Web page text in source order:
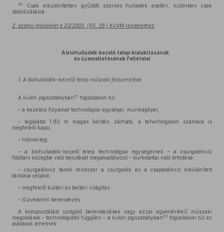
20
Csak elkülönítetten gyűjtött szerves hulladék esetén, különben csak
stabilizálásra.
2. számú melléklet a 23/2003. (XII. 29.) KvVM rendelethez
A biohulladék-kezelő telep kialakításának
és üzemeltetésének feltételei
1. A biohulladék-kezelő telep műszaki felszerelése
A külön jogszabályban 21 foglaltakon túl
– a kezelési folyamat technológiai egységei, munkagépei;
– legalább 1,80 m magas kerítés, zárható, a teherforgalom számára is
megfelelő kapu;
– hídmérleg;
– a biohulladék-kezelő telep technológiai egységeinek – a csurgalékvíz
földtani közegbe való bejutását megakadályozó – burkolattal való lefedése;
– csurgalékvíz tároló rendszer a csurgalék és a csapadékvíz elkülönített
tárolása céljára;
– megfelelő kültéri és beltéri világítás;
– tűzvédelmi berendezés.
A komposztálást szolgáló berendezések vagy azzal egyenértékű műszaki
megoldások – technológiától függően – a külön jogszabályban 22 foglaltakon túl az
alábbiak lehetnek: